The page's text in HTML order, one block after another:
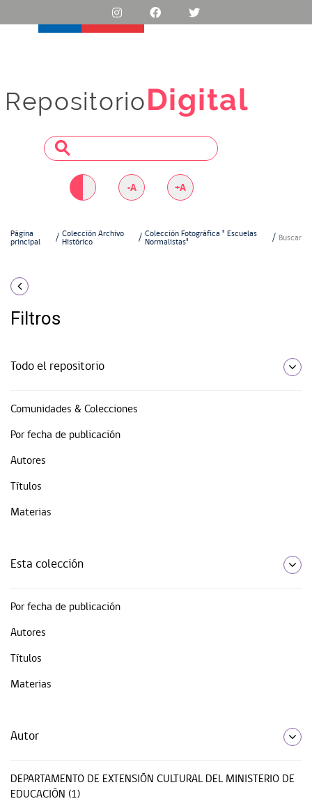
RepositorioDigital
-A +A
Página
principal
Colección Archivo
Histórico
Colección Fotográfica " Escuelas
Normalistas"
Buscar
Filtros
Todo el repositorio
Comunidades & Colecciones
Por fecha de publicación
Autores
Títulos
Materias
Esta colección
Por fecha de publicación
Autores
Títulos
Materias
Autor
DEPARTAMENTO DE EXTENSIÓN CULTURAL DEL MINISTERIO DE
EDUCACIÓN (1)